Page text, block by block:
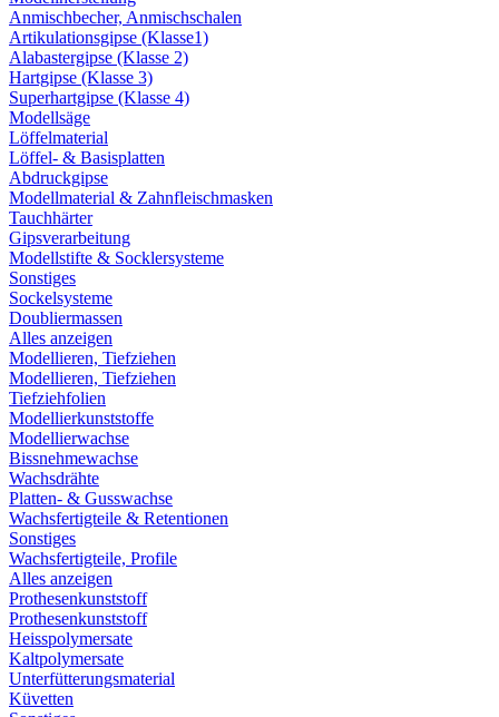
Anmischbecher, Anmischschalen
Artikulationsgipse (Klasse1)
Alabastergipse (Klasse 2)
Hartgipse (Klasse 3)
Superhartgipse (Klasse 4)
Modellsäge
Löffelmaterial
Löffel- & Basisplatten
Abdruckgipse
Modellmaterial & Zahnfleischmasken
Tauchhärter
Gipsverarbeitung
Modellstifte & Socklersysteme
Sonstiges
Sockelsysteme
Doubliermassen
Alles anzeigen
Modellieren, Tiefziehen
Modellieren, Tiefziehen
Tiefziehfolien
Modellierkunststoffe
Modellierwachse
Bissnehmewachse
Wachsdrähte
Platten- & Gusswachse
Wachsfertigteile & Retentionen
Sonstiges
Wachsfertigteile, Profile
Alles anzeigen
Prothesenkunststoff
Prothesenkunststoff
Heisspolymersate
Kaltpolymersate
Unterfütterungsmaterial
Küvetten